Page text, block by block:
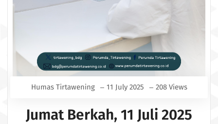
Humas Tirtawening 11 July 2025 208 Views
Jumat Berkah, 11 Juli 2025